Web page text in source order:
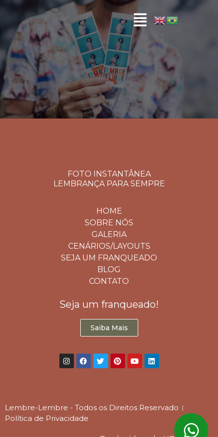
FOTO INSTANTÂNEA
LEMBRANÇA PARA SEMPRE
HOME
SOBRE NÓS
GALERIA
CENÁRIOS/LAYOUTS
SEJA UM FRANQUEADO
BLOG
CONTATO
Seja um franqueado!
Saiba Mais
Lembre-Lembre - Todos os Direitos Reservado
Política de Privacidade